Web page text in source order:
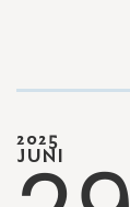
2025
JUNI